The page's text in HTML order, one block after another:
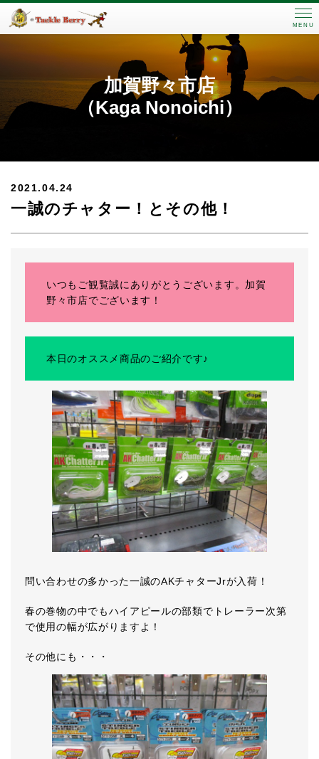
MENU
加賀野々市店
（Kaga Nonoichi）
2021.04.24
一誠のチャター！とその他！
いつもご観覧誠にありがとうございます。加賀
野々市店でございます！
本日のオススメ商品のご紹介です♪
問い合わせの多かった一誠のAKチャターJrが入荷！
春の巻物の中でもハイアピールの部類でトレーラー次第
で使用の幅が広がりますよ！
その他にも・・・